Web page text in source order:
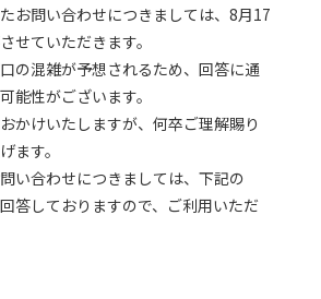
お問い合わせにつきましては、8月17
せていただきます。
の混雑が予想されるため、回答に通
能性がございます。
かけいたしますが、何卒ご理解賜り
ます。
い合わせにつきましては、下記の
答しておりますので、ご利用いただ